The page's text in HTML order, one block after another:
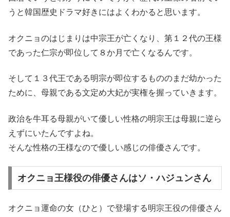
うと韓国歴史ドラマ好きにはよくわかると思います。
オクニョのはじまりは中宗王が亡くなり、第１２代の王様
であった仁宗が即位して８か月で亡くなるんです。
そして１３代王である明宗が即位するもののまだ幼かった
ために、母親である文定め大妃が実権を握っていきます。
政治を牛耳る母親がいて優しい性格の明宗王は母親に逆ら
えずにいたんですよね。
そんな性格の王様なので優しい感じの俳優さんです。
オクニョ王様役の俳優さんはソ・ハジュンさん
オクニョ運命の女（ひと）で登場する明宗王役の俳優さん